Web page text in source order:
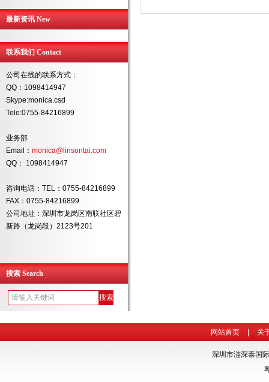
最新资讯 New
联系我们 Contact
公司在线的联系方式：
QQ：1098414947
Skype:monica.csd
Tele:0755-84216899
业务部
Email： monica@linsontai.com
QQ： 1098414947
咨询电话：TEL：0755-84216899
FAX：0755-84216899
公司地址：深圳市龙岗区南联社区碧
新路（龙岗段）2123号201
搜索 Search
网站首页 关
深圳市涟深泰国